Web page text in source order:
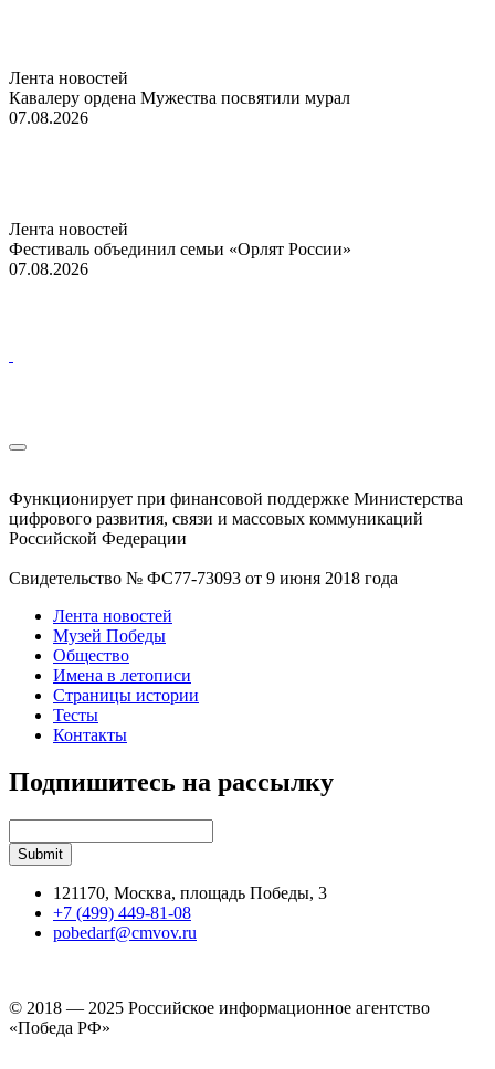
Лента новостей
Кавалеру ордена Мужества посвятили мурал
07.08.2026
Лента новостей
Фестиваль объединил семьи «Орлят России»
07.08.2026
Функционирует при финансовой поддержке Министерства
цифрового развития, связи и массовых коммуникаций
Российской Федерации
Свидетельство № ФС77-73093 от 9 июня 2018 года
Лента новостей
Музей Победы
Общество
Имена в летописи
Страницы истории
Тесты
Контакты
Подпишитесь на рассылку
121170, Москва, площадь Победы, 3
+7 (499) 449-81-08
pobedarf@cmvov.ru
© 2018 — 2025 Российское информационное агентство
«Победа РФ»